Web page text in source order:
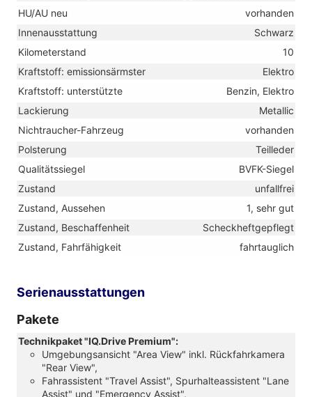
HU/AU neu
vorhanden
Innenausstattung
Schwarz
Kilometerstand
10
Kraftstoff: emissionsärmster
Elektro
Kraftstoff: unterstützte
Benzin, Elektro
Lackierung
Metallic
Nichtraucher-Fahrzeug
vorhanden
Polsterung
Teilleder
Qualitätssiegel
BVFK-Siegel
Zustand
unfallfrei
Zustand, Aussehen
1, sehr gut
Zustand, Beschaffenheit
Scheckheftgepflegt
Zustand, Fahrfähigkeit
fahrtauglich
Serienausstattungen
Pakete
Technikpaket "IQ.Drive Premium":
Umgebungsansicht "Area View" inkl. Rückfahrkamera
"Rear View",
Fahrassistent "Travel Assist", Spurhalteassistent "Lane
Assist" und "Emergency Assist",